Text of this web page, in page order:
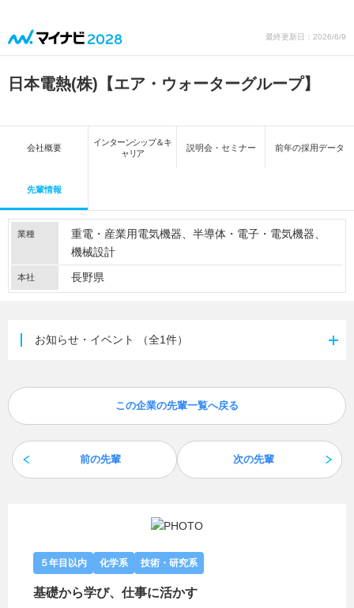
最終更新日：2026/6/9
日本電熱(株)【エア・ウォーターグループ】
会社概要
インターンシップ＆キ
ャリア
説明会・セミナー 前年の採用データ
先輩情報
業種 重電・産業用電気機器
半導体・電子・電気機器
機械設計
本社 長野県
お知らせ・イベント （全1件）
前の先輩
この企業の先輩一覧へ戻る
次の先輩
５年目以内 化学系 技術・研究系
基礎から学び、仕事に活かす